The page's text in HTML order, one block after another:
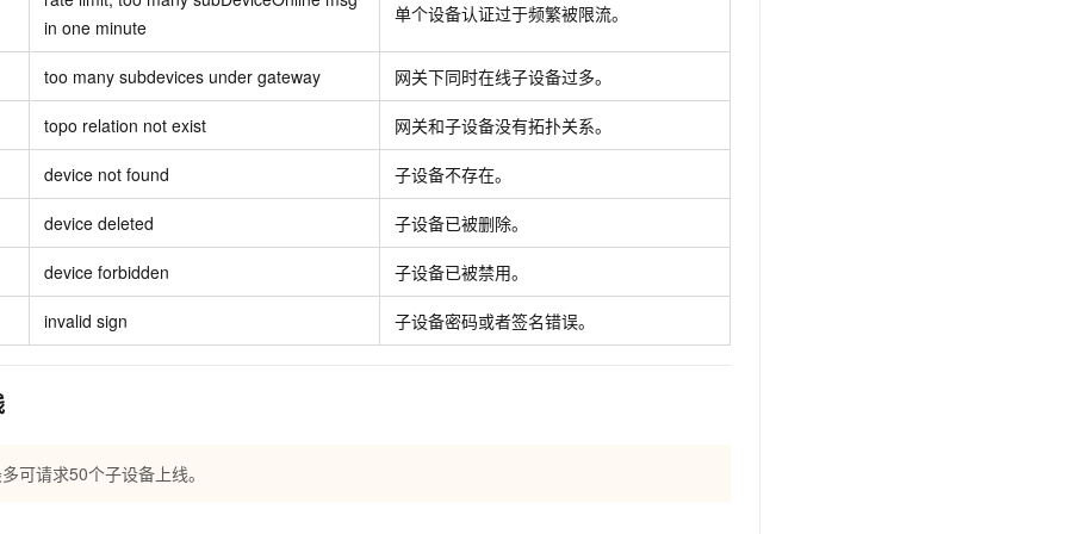
in one minute
单个设备认证过于频繁被限流。
too many subdevices under gateway 网关下同时在线子设备过多。
topo relation not exist 网关和子设备没有拓扑关系。
device not found 子设备不存在。
device deleted 子设备已被删除。
device forbidden 子设备已被禁用。
invalid sign 子设备密码或者签名错误。
可请求50个子设备上线。